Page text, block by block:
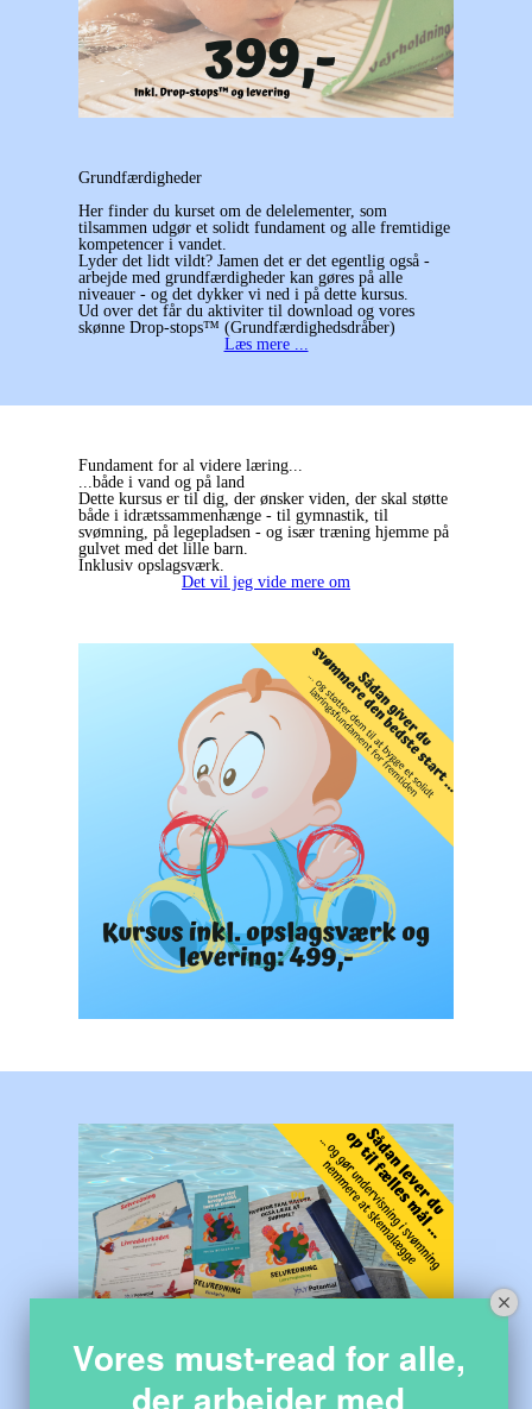
Grundfærdigheder
Her finder du kurset om de delelementer, som
tilsammen udgør et solidt fundament og alle fremtidige
kompetencer i vandet.
Lyder det lidt vildt? Jamen det er det egentlig også -
arbejde med grundfærdigheder kan gøres på alle
niveauer - og det dykker vi ned i på dette kursus.
Ud over det får du aktiviter til download og vores
skønne Drop-stops™ (Grundfærdighedsdråber)
Læs mere ...
Fundament for al videre læring...
...både i vand og på land
Dette kursus er til dig, der ønsker viden, der skal støtte
både i idrætssammenhænge - til gymnastik, til
svømning, på legepladsen - og især træning hjemme på
gulvet med det lille barn.
Inklusiv opslagsværk.
Det vil jeg vide mere om
Vores must-read for alle,
der arbejder med